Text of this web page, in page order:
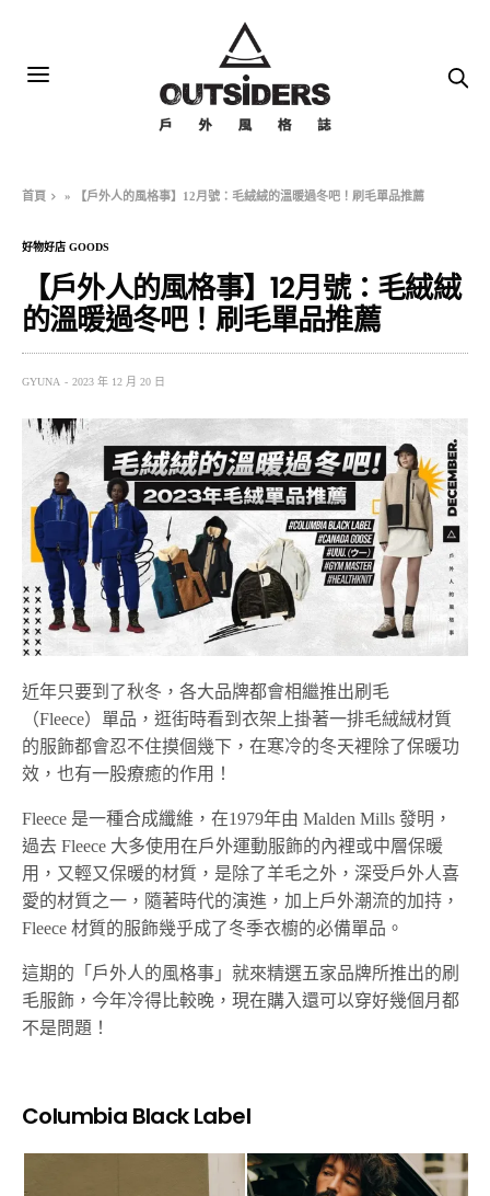
首頁 » 【戶外人的風格事】12月號：毛絨絨的溫暖過冬吧！刷毛單品推薦
好物好店 GOODS
【戶外人的風格事】12月號：毛絨絨
的溫暖過冬吧！刷毛單品推薦
GYUNA 2023 年 12 月 20 日
近年只要到了秋冬，各大品牌都會相繼推出刷毛
（Fleece）單品，逛街時看到衣架上掛著一排毛絨絨材質
的服飾都會忍不住摸個幾下，在寒冷的冬天裡除了保暖功
效，也有一股療癒的作用！
Fleece 是一種合成纖維，在1979年由 Malden Mills 發明，
過去 Fleece 大多使用在戶外運動服飾的內裡或中層保暖
用，又輕又保暖的材質，是除了羊毛之外，深受戶外人喜
愛的材質之一，隨著時代的演進，加上戶外潮流的加持，
Fleece 材質的服飾幾乎成了冬季衣櫥的必備單品。
這期的「戶外人的風格事」就來精選五家品牌所推出的刷
毛服飾，今年冷得比較晚，現在購入還可以穿好幾個月都
不是問題！
Columbia Black Label